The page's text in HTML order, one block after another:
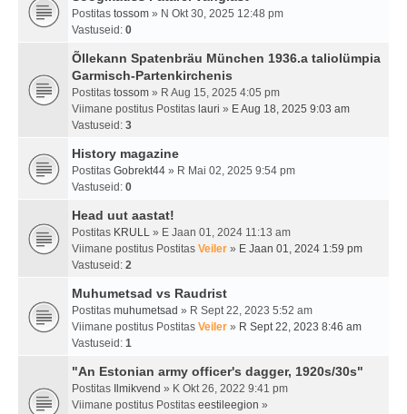
Postitas tossom » N Okt 30, 2025 12:48 pm
Vastuseid: 0
Õllekann Spatenbräu München 1936.a taliolümpia
Garmisch-Partenkirchenis
Postitas tossom » R Aug 15, 2025 4:05 pm
Viimane postitus Postitas lauri » E Aug 18, 2025 9:03 am
Vastuseid: 3
History magazine
Postitas Gobrekt44 » R Mai 02, 2025 9:54 pm
Vastuseid: 0
Head uut aastat!
Postitas KRULL » E Jaan 01, 2024 11:13 am
Viimane postitus Postitas Veiler » E Jaan 01, 2024 1:59 pm
Vastuseid: 2
Muhumetsad vs Raudrist
Postitas muhumetsad » R Sept 22, 2023 5:52 am
Viimane postitus Postitas Veiler » R Sept 22, 2023 8:46 am
Vastuseid: 1
"An Estonian army officer's dagger, 1920s/30s"
Postitas Ilmikvend » K Okt 26, 2022 9:41 pm
Viimane postitus Postitas eestileegion »